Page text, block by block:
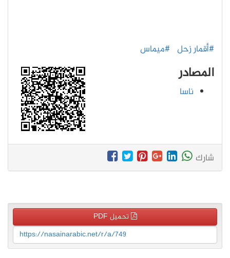
#أقمار زحل #ميماس
المصادر
ناسا
شارك
تحميل PDF
https://nasainarabic.net/r/a/749